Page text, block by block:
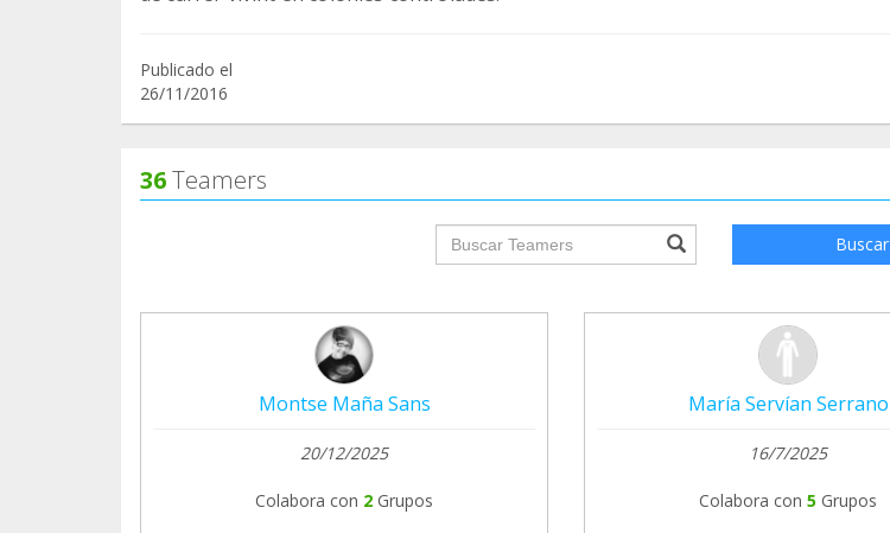
Publicado el
26/11/2016
36Teamers
groupProfile.searchForm.search.text??? Buscar
Montse Maña Sans
20/12/2025
Colabora con 2 Grupos
María Servían Serrano
16/7/2025
Colabora con 5 Grupos